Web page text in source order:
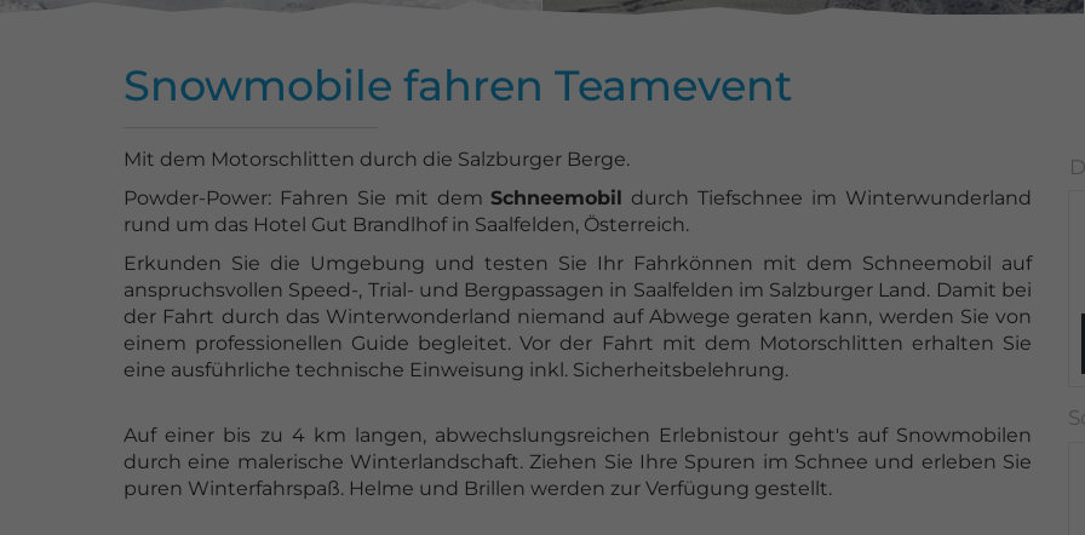
Snowmobile fahren Teamevent
Mit dem Motorschlitten durch die Salzburger Berge.
Powder-Power: Fahren Sie mit demSchneemobil durch Tiefschnee im Winterwunderland
rund um das Hotel Gut Brandlhof in Saalfelden, Österreich.
Erkunden Sie die Umgebung und testen Sie Ihr Fahrkönnen mit dem Schneemobil auf
anspruchsvollen Speed-, Trial- und Bergpassagen in Saalfelden im Salzburger Land. Damit bei
der Fahrt durch das Winterwonderland niemand auf Abwege geraten kann, werden Sie von
einem professionellen Guide begleitet. Vor der Fahrt mit dem Motorschlitten erhalten Sie
eine ausführliche technische Einweisung inkl. Sicherheitsbelehrung.
Auf einer bis zu 4 km langen, abwechslungsreichen Erlebnistour geht's auf Snowmobilen
durch eine malerische Winterlandschaft. Ziehen Sie Ihre Spuren im Schnee und erleben Sie
puren Winterfahrspaß. Helme und Brillen werden zur Verfügung gestellt.